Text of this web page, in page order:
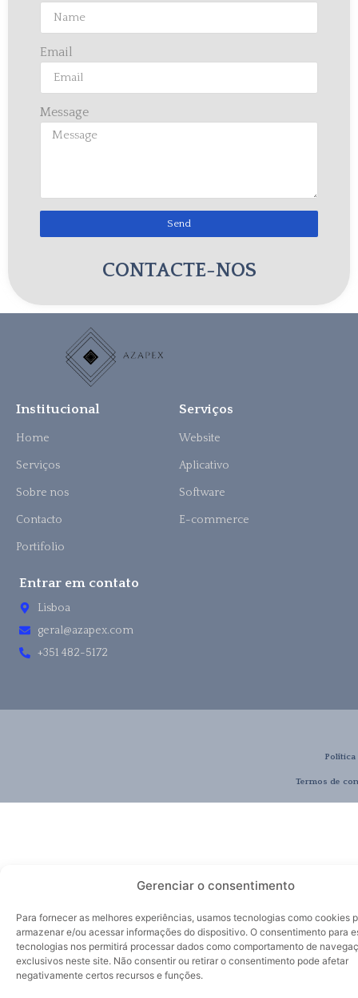
Gerenciar o consentimento
Para fornecer as melhores experiências, usamos tecnologias como cookies
armazenar e/ou acessar informações do dispositivo. O consentimento para
tecnologias nos permitirá processar dados como comportamento de
exclusivos neste site. Não consentir ou retirar o consentimento pode afetar
negativamente certos recursos e funções.
Email
Message
Send
CONTACTE-NOS
Institucional
Home
Serviços
Sobre nos
Contacto
Portifolio
Serviços
Website
Aplicativo
Software
E-commerce
Entrar em contato
Lisboa
geral@azapex.com
+351 482-5172
Política
Termos de